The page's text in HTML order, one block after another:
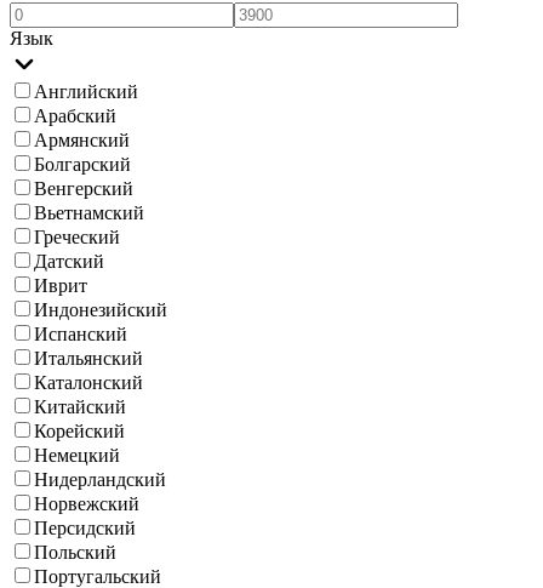
Язык
Английский
Арабский
Армянский
Болгарский
Венгерский
Вьетнамский
Греческий
Датский
Иврит
Индонезийский
Испанский
Итальянский
Каталонский
Китайский
Корейский
Немецкий
Нидерландский
Норвежский
Персидский
Польский
Португальский